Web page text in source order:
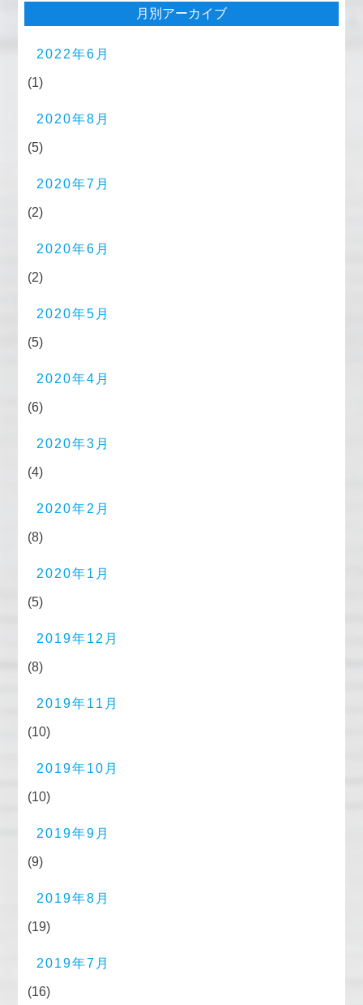
月別アーカイブ
2022年6月
(1)
2020年8月
(5)
2020年7月
(2)
2020年6月
(2)
2020年5月
(5)
2020年4月
(6)
2020年3月
(4)
2020年2月
(8)
2020年1月
(5)
2019年12月
(8)
2019年11月
(10)
2019年10月
(10)
2019年9月
(9)
2019年8月
(19)
2019年7月
(16)